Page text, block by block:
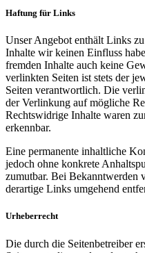
Haftung für Links
Unser Angebot enthält Links
Inhalte wir keinen Einfluss
fremden Inhalte auch keine
verlinkten Seiten ist stets der
Seiten verantwortlich. Die
der Verlinkung auf mögliche
Rechtswidrige Inhalte waren
erkennbar.
Eine permanente inhaltliche
jedoch ohne konkrete
zumutbar. Bei Bekanntwerden
derartige Links umgehend
Urheberrecht
Die durch die Seitenbetreiber